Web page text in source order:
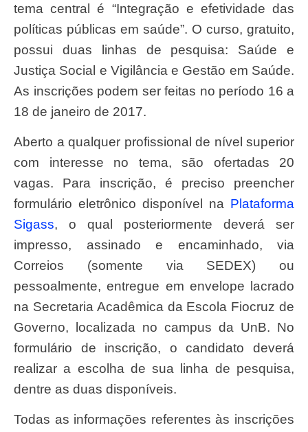
tema central é “Integração e efetividade das
políticas públicas em saúde”. O curso, gratuito,
possui duas linhas de pesquisa: Saúde e
Justiça Social e Vigilância e Gestão em Saúde.
As inscrições podem ser feitas no período 16 a
18 de janeiro de 2017.
Aberto a qualquer profissional de nível superior
com interesse no tema, são ofertadas 20
vagas. Para inscrição, é preciso preencher
formulário eletrônico disponível na Plataforma
Sigass, o qual posteriormente deverá ser
impresso, assinado e encaminhado, via
Correios (somente via SEDEX) ou
pessoalmente, entregue em envelope lacrado
na Secretaria Acadêmica da Escola Fiocruz de
Governo, localizada no campus da UnB. No
formulário de inscrição, o candidato deverá
realizar a escolha de sua linha de pesquisa,
dentre as duas disponíveis.
Todas as informações referentes às inscrições